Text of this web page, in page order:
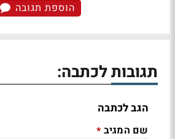
הוספת תגובה
תגובות לכתבה:
הגב לכתבה
שם המגיב *